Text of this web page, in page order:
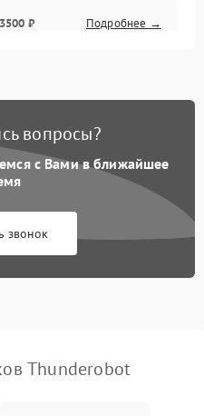
3500 ₽ Подробнее →
2500 ₽ Подробнее →
2000 ₽ Подробнее →
вопросы?
с Вами в ближайшее
звонок
Thunderobot